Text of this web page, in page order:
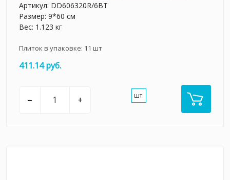
Артикул: DD606320R/6BT
Размер: 9*60 см
Вес: 1.123 кг
Плиток в упаковке: 11 шт
411.14 руб.
– + шт.